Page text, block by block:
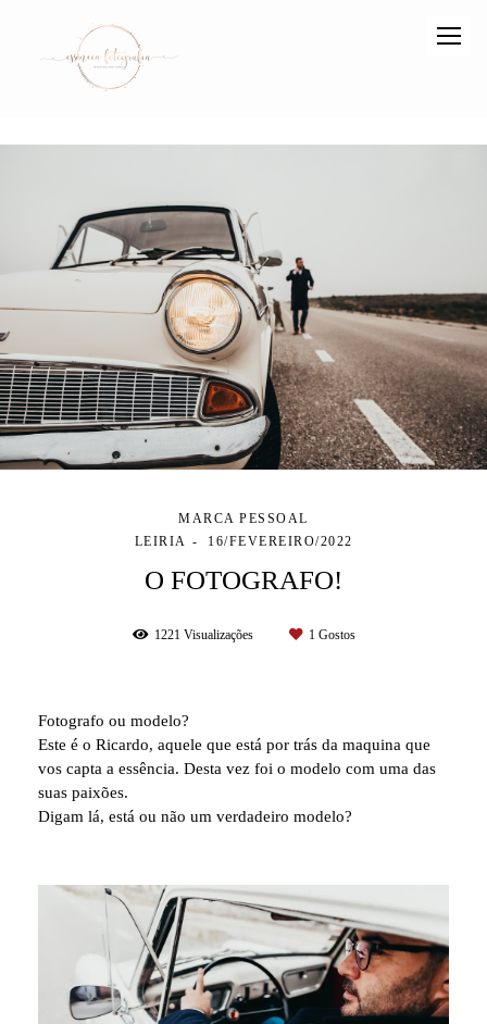
MARCA PESSOAL
LEIRIA
16/FEVEREIRO/2022
O FOTOGRAFO!
1221 Visualizações 1 Gostos
Fotografo ou modelo?
Este é o Ricardo, aquele que está por trás da maquina que
vos capta a essência. Desta vez foi o modelo com uma das
suas paixões.
Digam lá, está ou não um verdadeiro modelo?